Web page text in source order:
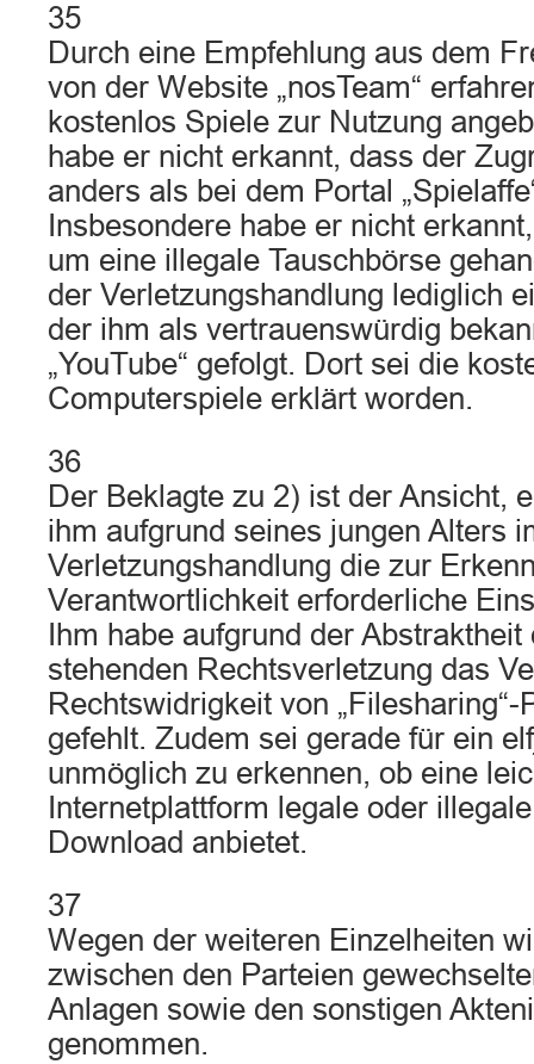
35
Durch eine Empfehlung aus dem
von der Website „nosTeam“
kostenlos Spiele zur Nutzung
habe er nicht erkannt, dass der
anders als bei dem Portal
Insbesondere habe er nicht
um eine illegale Tauschbörse
der Verletzungshandlung lediglich
der ihm als vertrauenswürdig
„YouTube“ gefolgt. Dort sei die
Computerspiele erklärt worden.
36
Der Beklagte zu 2) ist der Ansicht,
ihm aufgrund seines jungen Alters
Verletzungshandlung die zur
Verantwortlichkeit erforderliche
Ihm habe aufgrund der
stehenden Rechtsverletzung das
Rechtswidrigkeit von
gefehlt. Zudem sei gerade für ein
unmöglich zu erkennen, ob eine
Internetplattform legale oder
Download anbietet.
37
Wegen der weiteren Einzelheiten
zwischen den Parteien
Anlagen sowie den sonstigen
genommen.